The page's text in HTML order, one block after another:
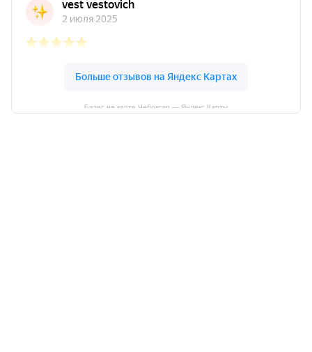
Базис на карте Чебоксар — Яндекс Карты